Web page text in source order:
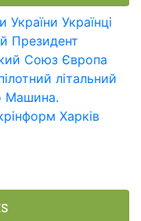
України Українці
Президент
Союз Європа
літальний
Машина.
Харків